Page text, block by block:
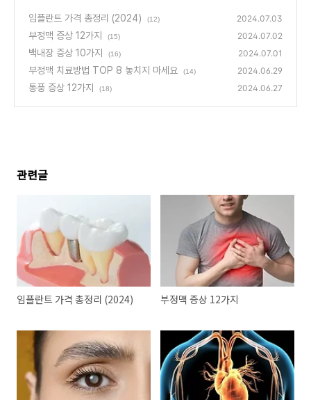
임플란트 가격 총정리 (2024) (12) 2024.07.03
부정맥 증상 12가지 (15) 2024.07.02
백내장 증상 10가지 (16) 2024.07.01
부정맥 치료방법 TOP 8 놓치지 마세요 (14) 2024.06.29
통풍 증상 12가지 (18) 2024.06.27
관련글
임플란트 가격 총정리 (2024) 부정맥 증상 12가지